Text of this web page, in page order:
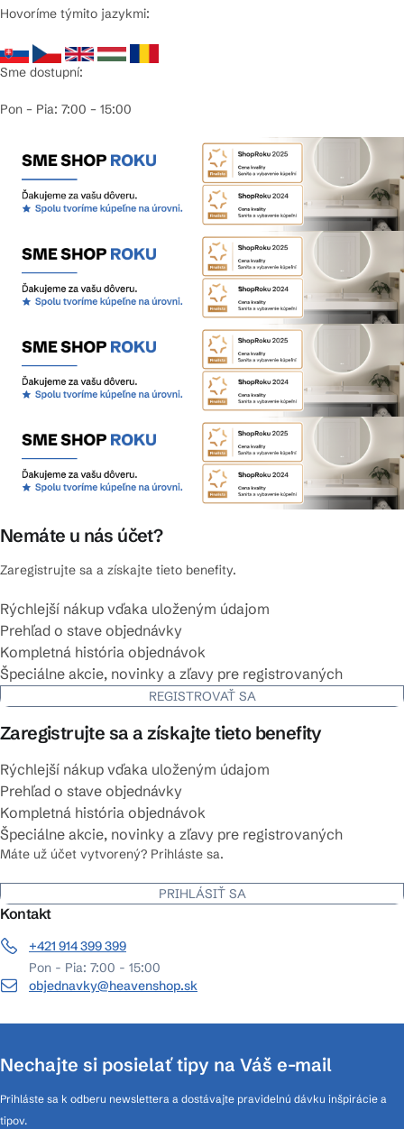
Hovoríme týmito jazykmi:
Sme dostupní:
Pon – Pia: 7:00 – 15:00
Nemáte u nás účet?
Zaregistrujte sa a získajte tieto benefity.
Rýchlejší nákup vďaka uloženým údajom
Prehľad o stave objednávky
Kompletná história objednávok
Špeciálne akcie, novinky a zľavy pre registrovaných
REGISTROVAŤ SA
Zaregistrujte sa a získajte tieto benefity
Rýchlejší nákup vďaka uloženým údajom
Prehľad o stave objednávky
Kompletná história objednávok
Špeciálne akcie, novinky a zľavy pre registrovaných
Máte už účet vytvorený? Prihláste sa.
PRIHLÁSIŤ SA
Kontakt
+421 914 399 399
Pon - Pia: 7:00 - 15:00
objednavky@heavenshop.sk
Nechajte si posielať tipy na Váš e-mail
Prihláste sa k odberu newslettera a dostávajte pravidelnú dávku inšpirácie a
tipov.